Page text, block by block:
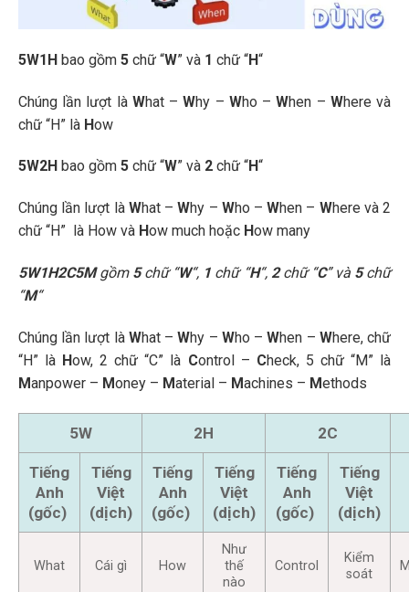
5W1H bao gồm 5 chữ “W” và 1 chữ “H“
Chúng lần lượt là What –Why – Who –When – Where và
chữ “H” là How
5W2H bao gồm 5 chữ “W” và 2 chữ “H“
Chúng lần lượt là What –Why – Who –When – Where và 2
chữ “H” là How và How much hoặc How many
5W1H2C5Mgồm 5chữ “W“, 1 chữ “H“, 2chữ “C” và 5chữ
“M“
Chúng lần lượt là What –Why – Who –When – Where, chữ
“H” là How, 2 chữ “C” là Control – Check, 5 chữ “M” là
Manpower – Money – Material – Machines – Methods
5W 2H 2C
Tiếng
Anh
(gốc)
Tiếng
Việt
(dịch)
Tiếng
Anh
(gốc)
Tiếng
Việt
(dịch)
Tiếng
Anh
(gốc)
Tiếng
Việt
(dịch)
What Cái gì How
Như
thế
nào
Control
Kiểm
soát